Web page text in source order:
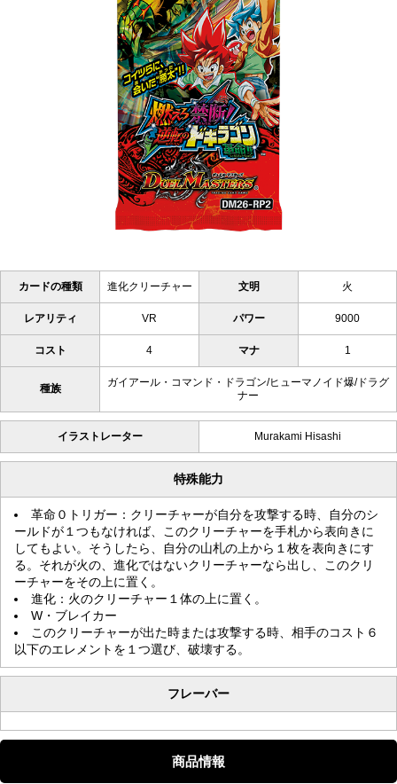
カードの種類 進化クリーチャー 文明 火
レアリティ VR パワー 9000
コスト 4 マナ 1
種族
ガイアール・コマンド・ドラゴン/ヒューマノイド爆/ドラグ
ナー
イラストレーター Murakami Hisashi
特殊能力
革命０トリガー：クリーチャーが自分を攻撃する時、自分のシ
ールドが１つもなければ、このクリーチャーを手札から表向きに
してもよい。そうしたら、自分の山札の上から１枚を表向きにす
る。それが火の、進化ではないクリーチャーなら出し、このクリ
ーチャーをその上に置く。
進化：火のクリーチャー１体の上に置く。
W・ブレイカー
このクリーチャーが出た時または攻撃する時、相手のコスト６
以下のエレメントを１つ選び、破壊する。
フレーバー
商品情報